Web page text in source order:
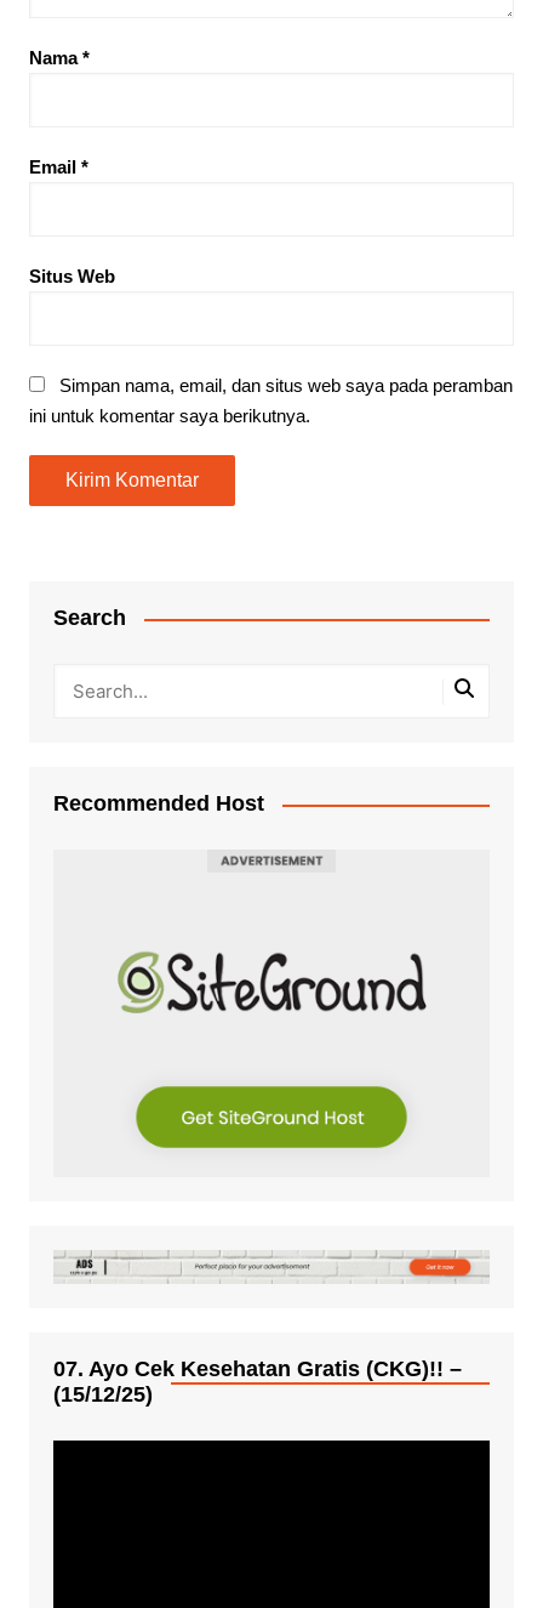
Nama*
Email *
Situs Web
Simpan nama, email, dan situs web saya pada peramban
ini untuk komentar saya berikutnya.
Search
Recommended Host
07. Ayo Cek Kesehatan Gratis (CKG)!! –
(15/12/25)